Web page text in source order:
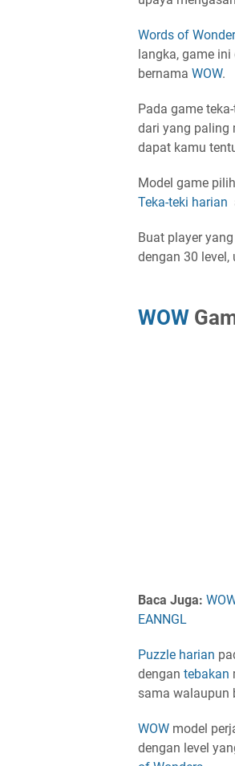
Words of
langka, game
bernama WOW.
Pada game
dari yang paling
dapat kamu
Model game
Teka-teki harian
Buat player
dengan 30
WOW
Baca Juga:
EANNGL
Puzzle harian
dengan tebakan
sama walaupun
WOW model
dengan level